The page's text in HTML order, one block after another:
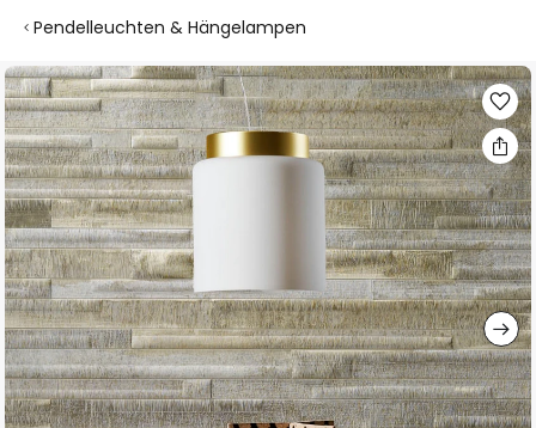
Pendelleuchten & Hängelampen
Zum
Ende
der
Bildgalerie
springen